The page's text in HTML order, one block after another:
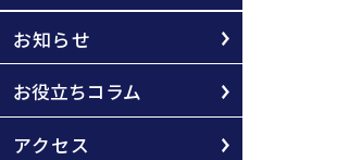
お知らせ
お役立ちコラム
アクセス